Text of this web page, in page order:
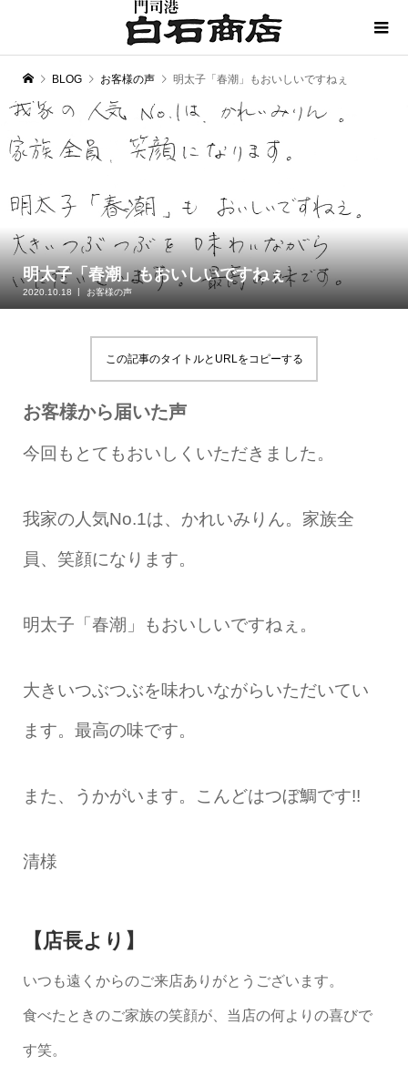
BLOG お客様の声 明太子「春潮」もおいしいですねぇ
明太子「春潮」もおいしいですねぇ
2020.10.18 お客様の声
この記事のタイトルとURLをコピーする
お客様から届いた声
今回もとてもおいしくいただきました。
我家の人気No.1は、かれいみりん。家族全
員、笑顔になります。
明太子「春潮」もおいしいですねぇ。
大きいつぶつぶを味わいながらいただいてい
ます。最高の味です。
また、うかがいます。こんどはつぼ鯛です!!
清様
【店長より】
いつも遠くからのご来店ありがとうございます。
食べたときのご家族の笑顔が、当店の何よりの喜びで
す笑。